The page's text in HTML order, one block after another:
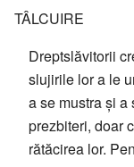
TÂLCUIRE
Dreptslăvitorii
slujirile lor a le
a se mustra și
prezbiteri, doar
rătăcirea lor.